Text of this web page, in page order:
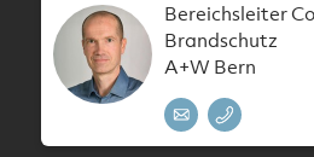
Bereichsleiter
Brandschutz
A+W Bern